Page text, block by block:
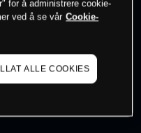
for å administrere cookie-
ved å se vår Cookie-
ALLE COOKIES